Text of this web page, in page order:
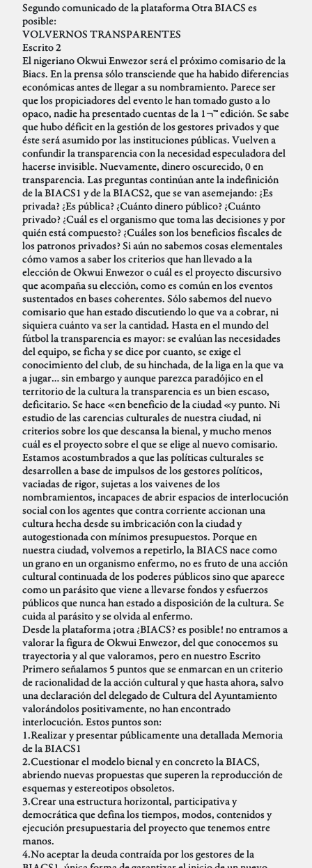
Segundo comunicado de la plataforma Otra BIACS es
posible:
VOLVERNOS TRANSPARENTES
Escrito 2
El nigeriano Okwui Enwezor será el próximo comisario de la
Biacs. En la prensa sólo transciende que ha habido diferencias
económicas antes de llegar a su nombramiento. Parece ser
que los propiciadores del evento le han tomado gusto a lo
opaco, nadie ha presentado cuentas de la 1¬™ edición. Se sabe
que hubo déficit en la gestión de los gestores privados y que
éste será asumido por las instituciones públicas. Vuelven a
confundir la transparencia con la necesidad especuladora del
hacerse invisible. Nuevamente, dinero oscurecido, 0 en
transparencia. Las preguntas continúan ante la indefinición
de la BIACS1 y de la BIACS2, que se van asemejando: ¿Es
privada? ¿Es pública? ¿Cuánto dinero público? ¿Cuánto
privado? ¿Cuál es el organismo que toma las decisiones y por
quién está compuesto? ¿Cuáles son los beneficios fiscales de
los patronos privados? Si aún no sabemos cosas elementales
cómo vamos a saber los criterios que han llevado a la
elección de Okwui Enwezor o cuál es el proyecto discursivo
que acompaña su elección, como es común en los eventos
sustentados en bases coherentes. Sólo sabemos del nuevo
comisario que han estado discutiendo lo que va a cobrar, ni
siquiera cuánto va ser la cantidad. Hasta en el mundo del
fútbol la transparencia es mayor: se evalúan las necesidades
del equipo, se ficha y se dice por cuanto, se exige el
conocimiento del club, de su hinchada, de la liga en la que va
a jugar… sin embargo y aunque parezca paradójico en el
territorio de la cultura la transparencia es un bien escaso,
deficitario. Se hace «en beneficio de la ciudad «y punto. Ni
estudio de las carencias culturales de nuestra ciudad, ni
criterios sobre los que descansa la bienal, y mucho menos
cuál es el proyecto sobre el que se elige al nuevo comisario.
Estamos acostumbrados a que las políticas culturales se
desarrollen a base de impulsos de los gestores políticos,
vaciadas de rigor, sujetas a los vaivenes de los
nombramientos, incapaces de abrir espacios de interlocución
social con los agentes que contra corriente accionan una
cultura hecha desde su imbricación con la ciudad y
autogestionada con mínimos presupuestos. Porque en
nuestra ciudad, volvemos a repetirlo, la BIACS nace como
un grano en un organismo enfermo, no es fruto de una acción
cultural continuada de los poderes públicos sino que aparece
como un parásito que viene a llevarse fondos y esfuerzos
públicos que nunca han estado a disposición de la cultura. Se
cuida al parásito y se olvida al enfermo.
Desde la plataforma ¡otra ¿BIACS? es posible! no entramos a
valorar la figura de Okwui Enwezor, del que conocemos su
trayectoria y al que valoramos, pero en nuestro Escrito
Primero señalamos 5 puntos que se enmarcan en un criterio
de racionalidad de la acción cultural y que hasta ahora, salvo
una declaración del delegado de Cultura del Ayuntamiento
valorándolos positivamente, no han encontrado
interlocución. Estos puntos son:
1.Realizar y presentar públicamente una detallada Memoria
de la BIACS1
2.Cuestionar el modelo bienal y en concreto la BIACS,
abriendo nuevas propuestas que superen la reproducción de
esquemas y estereotipos obsoletos.
3.Crear una estructura horizontal, participativa y
democrática que defina los tiempos, modos, contenidos y
ejecución presupuestaria del proyecto que tenemos entre
manos.
4.No aceptar la deuda contraída por los gestores de la